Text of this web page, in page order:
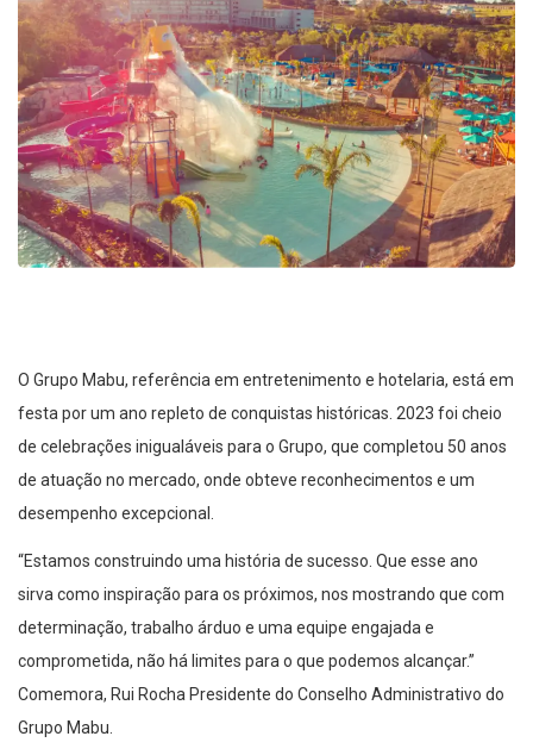
O Grupo Mabu, referência em entretenimento e hotelaria, está em
festa por um ano repleto de conquistas históricas. 2023 foi cheio
de celebrações inigualáveis para o Grupo, que completou 50 anos
de atuação no mercado, onde obteve reconhecimentos e um
desempenho excepcional.
“Estamos construindo uma história de sucesso. Que esse ano
sirva como inspiração para os próximos, nos mostrando que com
determinação, trabalho árduo e uma equipe engajada e
comprometida, não há limites para o que podemos alcançar.”
Comemora, Rui Rocha Presidente do Conselho Administrativo do
Grupo Mabu.